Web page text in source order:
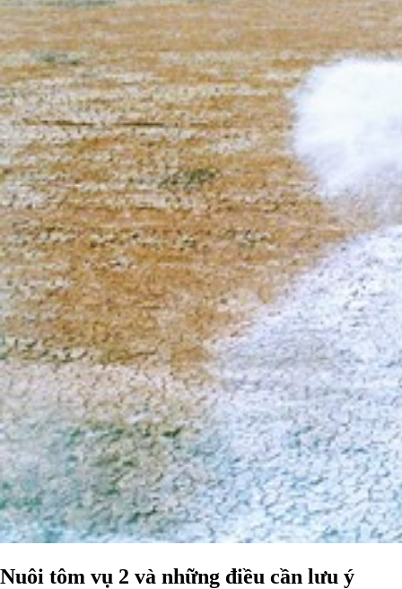
Nuôi tôm vụ 2 và những điều cần lưu ý